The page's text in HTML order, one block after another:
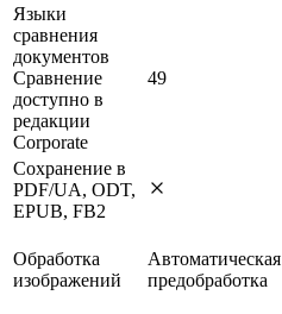
Языки
сравнения
документов
Сравнение
доступно в
редакции
Corporate
49
Сохранение в
PDF/UA, ODT,
EPUB, FB2
Обработка
изображений
Автоматическая
предобработка